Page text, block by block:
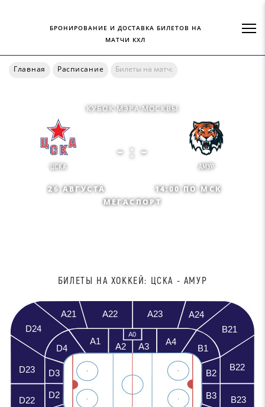
БРОНИРОВАНИЕ И ДОСТАВКА БИЛЕТОВ НА
МАТЧИ КХЛ
Главная Расписание Билеты на матч:
КУБОК МЭРА МОСКВЫ
ЦСКА
- : -
АМУР
26 АВГУСТА
14:00 ПО МСК
МЕГАСПОРТ
БИЛEТЫ НА ХОККЕЙ: ЦCKA - АМУР
A1
A2 A3
A4
B1
B2
B3
D2
D3
D4
A0
A21 A22 A23
A24
B21
B22
B23
D22
D23
D24